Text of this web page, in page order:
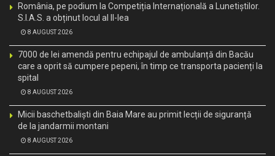
România, pe podium la Competiția Internațională a Lunetiștilor.
S.I.A.S. a obținut locul al II-lea
8 AUGUST 2026
7000 de lei amendă pentru echipajul de ambulanță din Bacău
care a oprit să cumpere pepeni, în timp ce transporta pacienți la
spital
8 AUGUST 2026
Micii baschetbaliști din Baia Mare au primit lecții de siguranță
de la jandarmii montani
8 AUGUST 2026